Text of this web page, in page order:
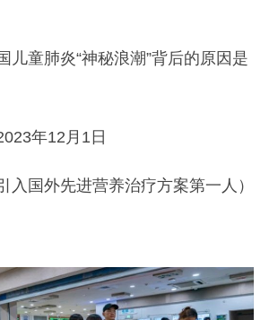
儿童肺炎“神秘浪潮”背后的原因是
年12月1日
入国外先进营养治疗方案第一人）